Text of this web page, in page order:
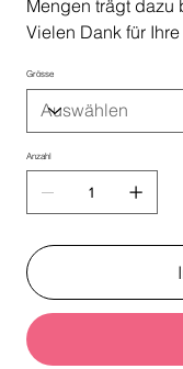
Mengen trägt dazu
Vielen Dank für
Grösse
Anzahl